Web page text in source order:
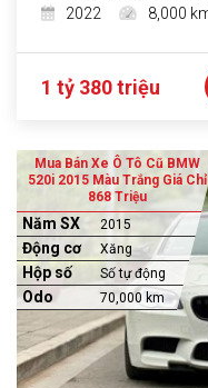
2022
8,000
1 tỷ 380 triệu
Mua Bán Xe Ô Tô Cũ BMW
520i 2015 Màu Trắng Giá Chỉ
868 Triệu
Năm SX 2015
Động cơ Xăng
Hộp số Số tự động
Odo 70,000 km